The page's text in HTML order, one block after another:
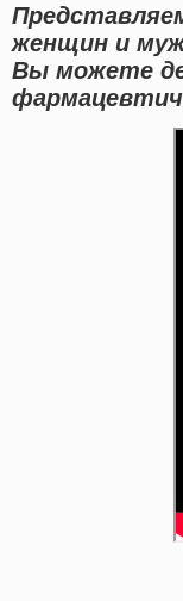
женщин и
Вы можете